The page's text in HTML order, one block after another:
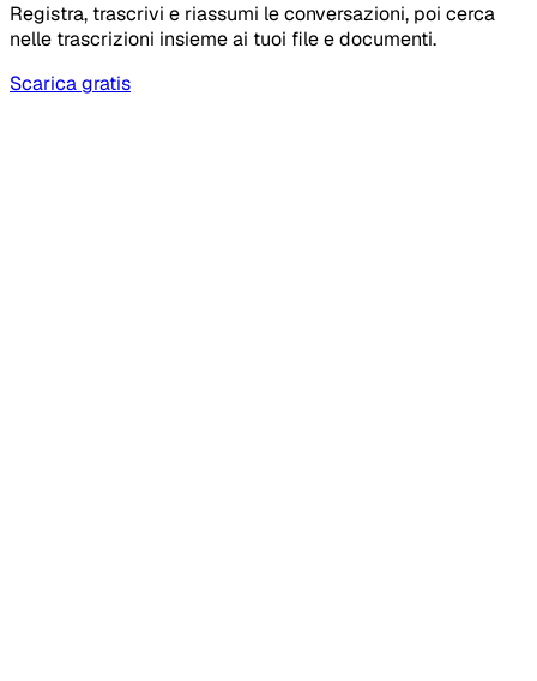
Registra, trascrivi e riassumi le conversazioni, poi cerca
nelle trascrizioni insieme ai tuoi file e documenti.
Scarica gratis